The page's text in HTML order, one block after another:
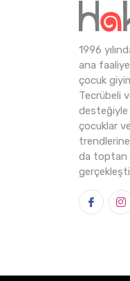
1996
ana
çocuk
Tecrübeli
desteğiyle
çocuklar
da toptan